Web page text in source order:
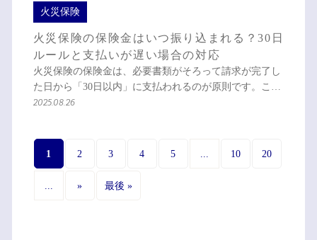
火災保険
火災保険の保険金はいつ振り込まれる？30日
ルールと支払いが遅い場合の対応
火災保険の保険金は、必要書類がそろって請求が完了し
た日から「30日以内」に支払われるのが原則です。こ…
2025.08.26
1 2 3 4 5 ... 10 20
... » 最後 »